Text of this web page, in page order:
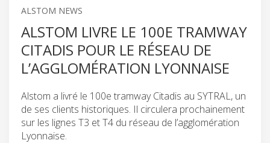
ALSTOM NEWS
ALSTOM LIVRE LE 100E TRAMWAY
CITADIS POUR LE RÉSEAU DE
L’AGGLOMÉRATION LYONNAISE
Alstom a livré le 100e tramway Citadis au SYTRAL, un
de ses clients historiques. Il circulera prochainement
sur les lignes T3 et T4 du réseau de l’agglomération
Lyonnaise.